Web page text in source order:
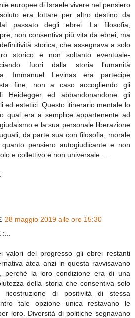
europee di Israele vivere nel pensiero
era lottare per altro destino da
passato degli ebrei. La filosofia,
non consentiva più vita da ebrei, ma
storica, che assegnava a solo
storico e non soltanto eventuale-
fuori dalla storia l'umanità
Immanuel Levinas era partecipe
fine, non a caso accogliendo gli
Heidegger ed abbandonandone gli
ed estetici. Questo itinerario mentale lo
qual era a semplice appartenente ad
e la sua personale liberazione
da parte sua con filosofia, morale
pensiero autogiudicante e non
e collettivo e non universale. ...
28 maggio 2019 alle ore 15:30
:...
valori del progresso gli ebrei restanti
atea anzi in questa ravvisavano
perché la loro condizione era di una
della storia che consentiva solo
di positività di stessa
tale opzione unica restavano le
loro. Diversità di politiche segnavano